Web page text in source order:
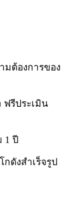
มต้องการของ
ฟรีประเมิน
1 ปี
กดังสำเร็จรูป